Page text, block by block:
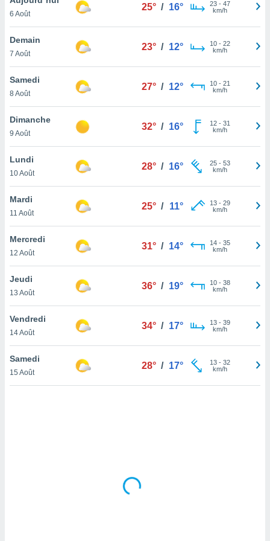
et
»,
au
vous
qu'ils
ou
le
ainsi
un
la
du
en
de
6 Août
25° / 16° 23- 47
km/h
Demain
7 Août
23° / 12° 10- 22
km/h
Samedi
8 Août
27° / 12° 10- 21
km/h
Dimanche
9 Août
32° / 16° 12- 31
km/h
Lundi
10 Août
28° / 16° 25- 53
km/h
Mardi
11 Août
25° / 11° 13- 29
km/h
Mercredi
12 Août
31° / 14° 14- 35
km/h
Jeudi
13 Août
36° / 19° 10- 38
km/h
Vendredi
14 Août
34° / 17° 13- 39
km/h
Samedi
15 Août
28° / 17° 13- 32
km/h